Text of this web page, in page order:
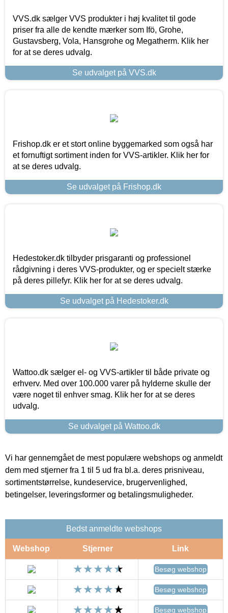
VVS.dk sælger VVS produkter i høj kvalitet til gode
priser fra alle de kendte mærker som Ifö, Grohe,
Gustavsberg, Vola, Hansgrohe og Megatherm. Klik her
for at se deres udvalg.
Se udvalget på VVS.dk
Frishop.dk er et stort online byggemarked som også har
et fornuftigt sortiment inden for VVS-artikler. Klik her for
at se deres udvalg.
Se udvalget på Frishop.dk
Hedestoker.dk tilbyder prisgaranti og professionel
rådgivning i deres VVS-produkter, og er specielt stærke
på deres pillefyr. Klik her for at se deres udvalg.
Se udvalget på Hedestoker.dk
Wattoo.dk sælger el- og VVS-artikler til både private og
erhverv. Med over 100.000 varer på hylderne skulle der
være noget til enhver smag. Klik her for at se deres
udvalg.
Se udvalget på Wattoo.dk
Vi har gennemgået de mest populære webshops og anmeldt
dem med stjerner fra 1 til 5 ud fra bl.a. deres prisniveau,
sortimentstørrelse, kundeservice, brugervenlighed,
betingelser, leveringsformer og betalingsmuligheder.
Bedst anmeldte webshops
Webshop Stjerner Link
Besøg webshop
Besøg webshop
Besøg webshop